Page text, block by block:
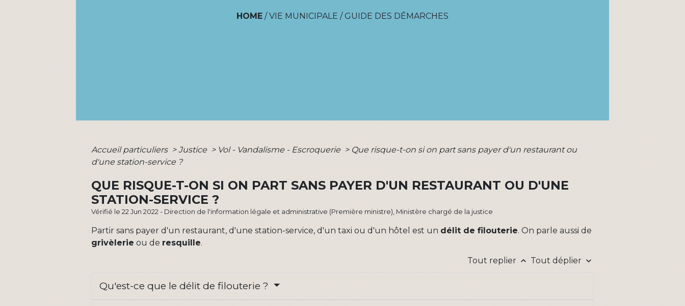
HOME /VIE MUNICIPALE / GUIDE DES DÉMARCHES
Accueil particuliers > Justice > Vol - Vandalisme - Escroquerie > Que risque-t-on si on part sans payer d'un restaurant ou
d'une station-service ?
QUE RISQUE-T-ON SI ON PART SANS PAYER D'UN RESTAURANT OU D'UNE
STATION-SERVICE ?
Vérifié le 22 Jun 2022 - Direction de l'information légale et administrative (Première ministre), Ministère chargé de la justice
Partir sans payer d'un restaurant, d'une station-service, d'un taxi ou d'un hôtel est un délit de filouterie. On parle aussi de
grivèlerie ou de resquille.
Tout replier keyboard_arrow_up Tout déplier keyboard_arrow_down
Qu'est-ce que le délit de filouterie ?